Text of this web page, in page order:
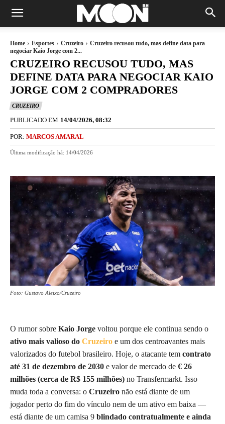
Home Esportes Cruzeiro
Cruzeiro recusou tudo, mas define data para
negociar Kaio Jorge com 2...
CRUZEIRO RECUSOU TUDO, MAS
DEFINE DATA PARA NEGOCIAR KAIO
JORGE COM 2 COMPRADORES
CRUZEIRO
PUBLICADO EM 14/04/2026, 08:32
POR: MARCOS AMARAL
Última modificação há: 14/04/2026
Foto: Gustavo Aleixo/Cruzeiro
O rumor sobre Kaio Jorge voltou porque ele continua sendo o
ativo mais valioso do Cruzeiro e um dos centroavantes mais
valorizados do futebol brasileiro. Hoje, o atacante tem contrato
até 31 de dezembro de 2030 e valor de mercado de € 26
milhões (cerca de R$ 155 milhões) no Transfermarkt. Isso
muda toda a conversa: o Cruzeiro não está diante de um
jogador perto do fim do vínculo nem de um ativo em baixa —
está diante de um camisa 9 blindado contratualmente e ainda